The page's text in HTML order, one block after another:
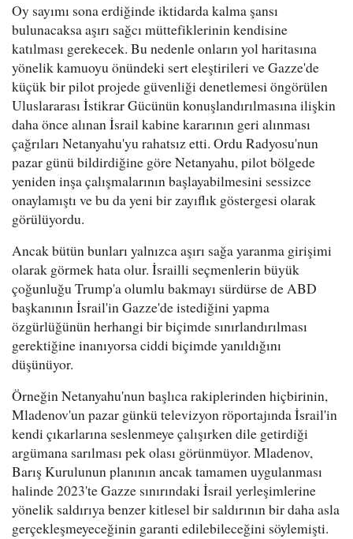
Oy sayımı sona erdiğinde iktidarda kalma şansı
bulunacaksa aşırı sağcı müttefiklerinin kendisine
katılması gerekecek. Bu nedenle onların yol haritasına
yönelik kamuoyu önündeki sert eleştirileri ve Gazze'de
küçük bir pilot projede güvenliği denetlemesi öngörülen
Uluslararası İstikrar Gücünün konuşlandırılmasına ilişkin
daha önce alınan İsrail kabine kararının geri alınması
çağrıları Netanyahu'yu rahatsız etti. Ordu Radyosu'nun
pazar günü bildirdiğine göre Netanyahu, pilot bölgede
yeniden inşa çalışmalarının başlayabilmesini sessizce
onaylamıştı ve bu da yeni bir zayıflık göstergesi olarak
görülüyordu.
Ancak bütün bunları yalnızca aşırı sağa yaranma girişimi
olarak görmek hata olur. İsrailli seçmenlerin büyük
çoğunluğu Trump'a olumlu bakmayı sürdürse de ABD
başkanının İsrail'in Gazze'de istediğini yapma
özgürlüğünün herhangi bir biçimde sınırlandırılması
gerektiğine inanıyorsa ciddi biçimde yanıldığını
düşünüyor.
Örneğin Netanyahu'nun başlıca rakiplerinden hiçbirinin,
Mladenov'un pazar günkü televizyon röportajında İsrail'in
kendi çıkarlarına seslenmeye çalışırken dile getirdiği
argümana sarılması pek olası görünmüyor. Mladenov,
Barış Kurulunun planının ancak tamamen uygulanması
halinde 2023'te Gazze sınırındaki İsrail yerleşimlerine
yönelik saldırıya benzer kitlesel bir saldırının bir daha asla
gerçekleşmeyeceğinin garanti edilebileceğini söylemişti.